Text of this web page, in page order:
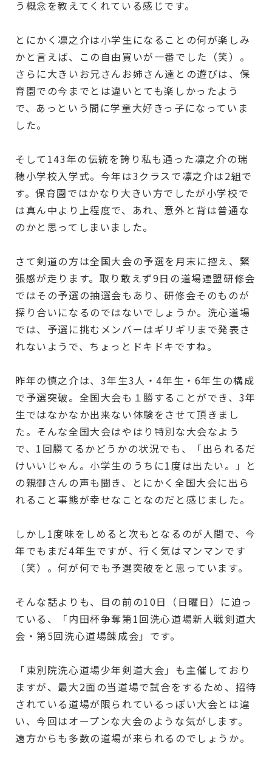
う概念を教えてくれている感じです。
とにかく凛之介は小学生になることの何が楽しみ
かと言えば、この自由買いが一番でした（笑）。
さらに大きいお兄さんお姉さん達との遊びは、保
育園での今までとは違いとても楽しかったよう
で、あっという間に学童大好きっ子になっていま
した。
そして143年の伝統を誇り私も通った凛之介の瑞
穂小学校入学式。今年は3クラスで凛之介は2組で
す。保育園ではかなり大きい方でしたが小学校で
は真ん中より上程度で、あれ、意外と背は普通な
のかと思ってしまいました。
さて剣道の方は全国大会の予選を月末に控え、緊
張感が走ります。取り敢えず9日の道場連盟研修会
ではその予選の抽選会もあり、研修会そのものが
探り合いになるのではないでしょうか。洗心道場
では、予選に挑むメンバーはギリギリまで発表さ
れないようで、ちょっとドキドキですね。
昨年の慎之介は、3年生3人・4年生・6年生の構成
で予選突破。全国大会も１勝することができ、3年
生ではなかなか出来ない体験をさせて頂きまし
た。そんな全国大会はやはり特別な大会なよう
で、1回勝てるかどうかの状況でも、「出られるだ
けいいじゃん。小学生のうちに1度は出たい。」と
の親御さんの声も聞き、とにかく全国大会に出ら
れること事態が幸せなことなのだと感じました。
しかし1度味をしめると次もとなるのが人間で、今
年でもまだ4年生ですが、行く気はマンマンです
（笑）。何が何でも予選突破をと思っています。
そんな話よりも、目の前の10日（日曜日）に迫っ
ている、「内田杯争奪第1回洗心道場新人戦剣道大
会・第5回洗心道場錬成会」です。
「東別院洗心道場少年剣道大会」も主催しており
ますが、最大2面の当道場で試合をするため、招待
されている道場が限られているっぽい大会とは違
い、今回はオープンな大会のような気がします。
遠方からも多数の道場が来られるのでしょうか。